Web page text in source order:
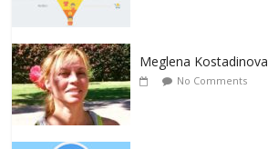
Meglena Kostadinova
No Comments